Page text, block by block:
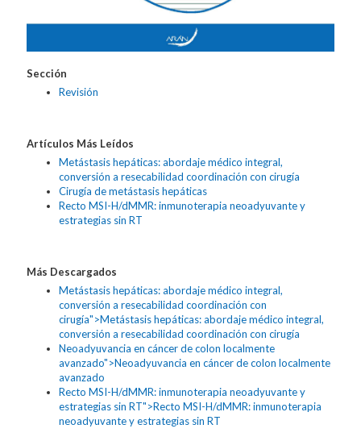
Sección
Revisión
Artículos Más Leídos
Metástasis hepáticas: abordaje médico integral,
conversión a resecabilidad coordinación con cirugía
Cirugía de metástasis hepáticas
Recto MSI-H/dMMR: inmunoterapia neoadyuvante y
estrategias sin RT
Más Descargados
Metástasis hepáticas: abordaje médico integral,
conversión a resecabilidad coordinación con
cirugía">Metástasis hepáticas: abordaje médico integral,
conversión a resecabilidad coordinación con cirugía
Neoadyuvancia en cáncer de colon localmente
avanzado">Neoadyuvancia en cáncer de colon localmente
avanzado
Recto MSI-H/dMMR: inmunoterapia neoadyuvante y
estrategias sin RT">Recto MSI-H/dMMR: inmunoterapia
neoadyuvante y estrategias sin RT